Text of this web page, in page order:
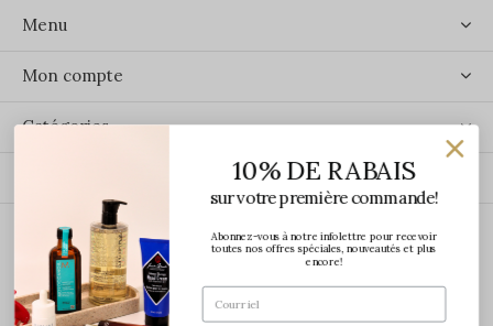
Menu
Mon compte
Catégories
ÉCRIVEZ-NOUS
10% DE RABAIS
sur votre première commande!
Abonnez-vous à notre infolettre pour recevoir
toutes nos offres spéciales, nouveautés et plus
encore!